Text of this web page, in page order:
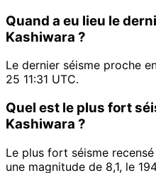
Quand a eu lieu le
Kashiwara ?
Le dernier séisme proche
25 11:31 UTC.
Quel est le plus fort
Kashiwara ?
Le plus fort séisme
une magnitude de 8,1, le